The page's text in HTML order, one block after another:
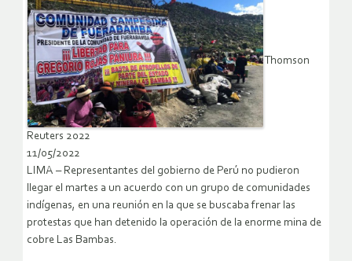
Thomson
Reuters 2022
11/05/2022
LIMA – Representantes del gobierno de Perú no pudieron
llegar el martes a un acuerdo con un grupo de comunidades
indígenas, en una reunión en la que se buscaba frenar las
protestas que han detenido la operación de la enorme mina de
cobre Las Bambas.